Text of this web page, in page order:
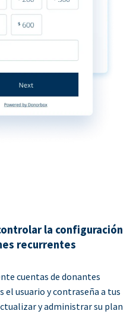
la configuración
recurrentes
cuentas de donantes
usuario y contraseña a tus
y administrar su plan